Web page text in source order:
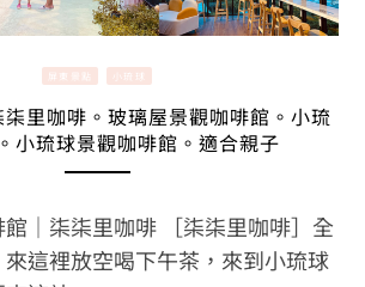
屏東景點 小琉球
里咖啡。玻璃屋景觀咖啡館。小琉
小琉球景觀咖啡館。適合親子
｜柒柒里咖啡 ［柒柒里咖啡］全
這裡放空喝下午茶，來到小琉球